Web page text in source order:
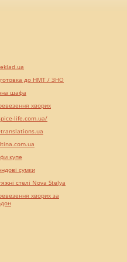
до НМТ / ЗНО
шафа
хворих
life.com.ua/
translations.ua
купе
сумки
стелі Nova Stelya
хворих за